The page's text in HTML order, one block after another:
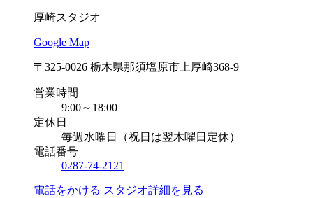
厚崎スタジオ
Google Map
〒325-0026 栃木県那須塩原市上厚崎368-9
営業時間
9:00～18:00
定休日
毎週水曜日（祝日は翌木曜日定休）
電話番号
0287-74-2121
電話をかける スタジオ詳細を見る